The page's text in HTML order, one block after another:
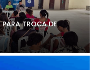
TROCA DE